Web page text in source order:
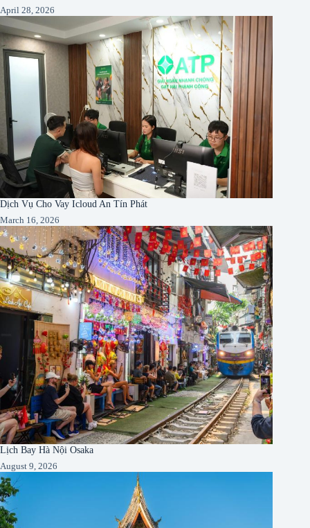
April 28, 2026
Dịch Vụ Cho Vay Icloud An Tín Phát
March 16, 2026
Lịch Bay Hà Nội Osaka
August 9, 2026